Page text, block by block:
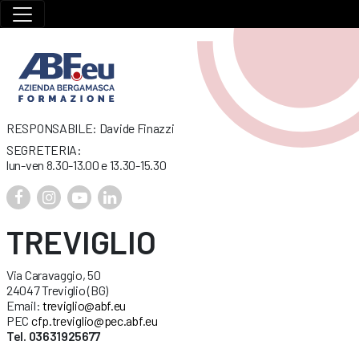
RESPONSABILE: Davide Finazzi
SEGRETERIA:
lun-ven 8.30-13.00 e 13.30-15.30
TREVIGLIO
Via Caravaggio, 50
24047 Treviglio (BG)
Email: treviglio@abf.eu
PEC cfp.treviglio@pec.abf.eu
Tel. 03631925677